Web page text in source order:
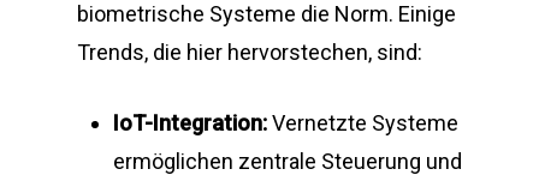
biometrische Systeme die Norm. Einige
Trends, die hier hervorstechen, sind:
IoT-Integration:Vernetzte Systeme
ermöglichen zentrale Steuerung und